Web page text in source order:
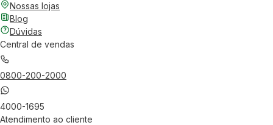
Nossas lojas
Blog
Dúvidas
Central de vendas
0800-200-2000
4000-1695
Atendimento ao cliente